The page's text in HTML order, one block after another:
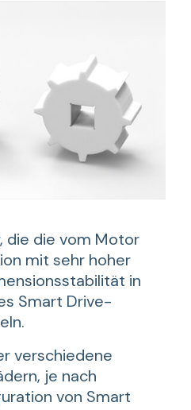
die die vom Motor
mit sehr hoher
in
Smart Drive-
verschiedene
je nach
von Smart